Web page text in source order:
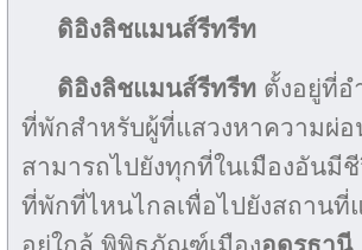
ดิอิงลิชแมนส์รีทรีท
ดิอิงลิชแมนส์รีทรีท ตั้งอยู่ที่อ
ที่พักสำหรับผู้ที่แสวงหาความผ่
สามารถไปยังทุกที่ในเมืองอันมี
ที่พักที่ไหนไกลเพื่อไปยังสถานที่